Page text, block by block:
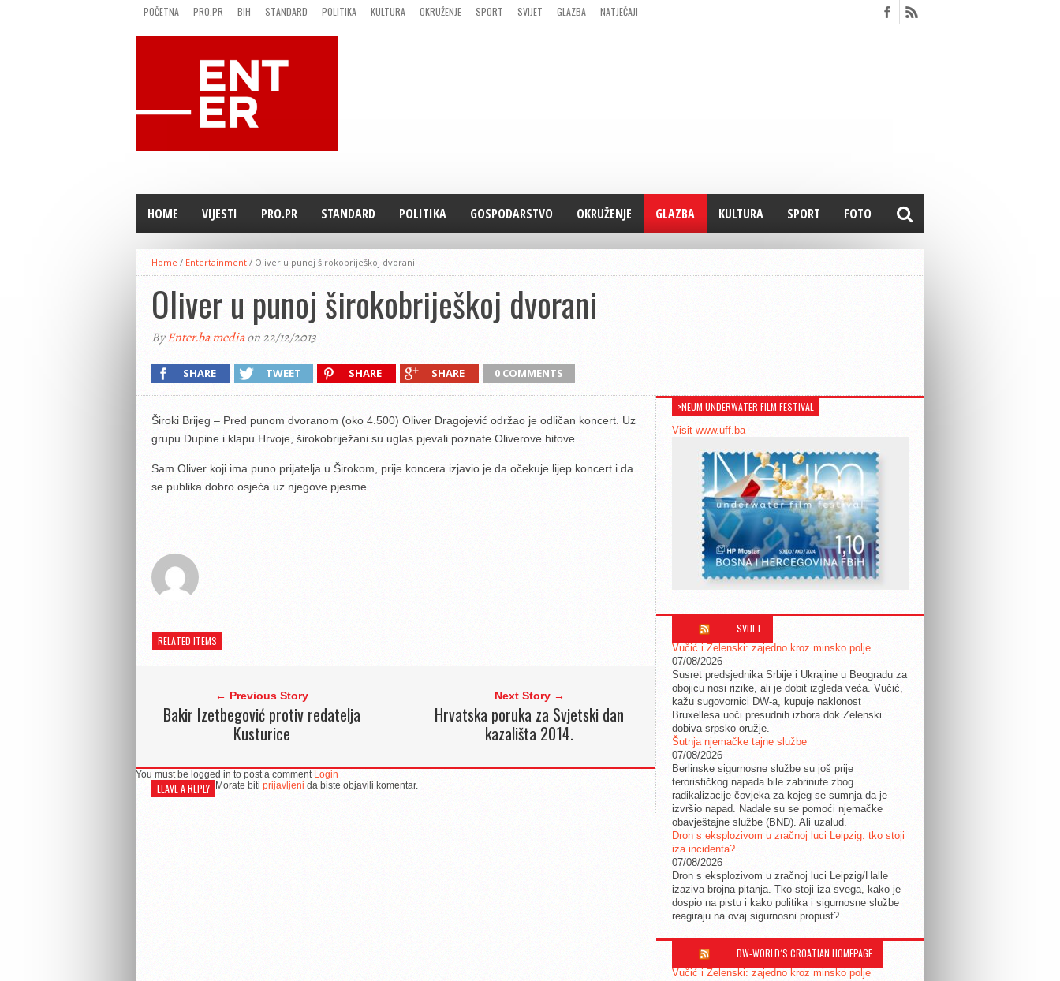
POČETNA PRO.PR BIH STANDARD POLITIKA KULTURA OKRUŽENJE SPORT SVIJET GLAZBA
NATJEČAJI
FILMING LOCATION IN BH
KONTAKT
HOME VIJESTI PRO.PR STANDARD POLITIKA GOSPODARSTVO OKRUŽENJE GLAZBA KULTURA SPORT FOTO
Home / Entertainment / Oliver u punoj širokobriješkoj dvorani
Oliver u punoj širokobriješkoj dvorani
ByEnter.ba mediaon 22/12/2013
SHARE TWEET SHARE SHARE 0 COMMENTS
Široki Brijeg – Pred punom dvoranom (oko 4.500) Oliver Dragojević održao je odličan koncert. Uz
grupu Dupine i klapu Hrvoje, širokobriježani su uglas pjevali poznate Oliverove hitove.
Sam Oliver koji ima puno prijatelja u Širokom, prije koncera izjavio je da očekuje lijep koncert i da
se publika dobro osjeća uz njegove pjesme.
RELATED ITEMS
← Previous Story
Bakir Izetbegović protiv redatelja
Kusturice
Next Story →
Hrvatska poruka za Svjetski dan
kazališta 2014.
You must be logged in to post a comment Login
LEAVE A REPLY Morate biti prijavljeni da biste objavili komentar.
>NEUM UNDERWATER FILM FESTIVAL
Visit www.uff.ba
SVIJET
Vučić i Zelenski: zajedno kroz minsko polje
07/08/2026
Susret predsjednika Srbije i Ukrajine u Beogradu za
obojicu nosi rizike, ali je dobit izgleda veća. Vučić,
kažu sugovornici DW-a, kupuje naklonost
Bruxellesa uoči presudnih izbora dok Zelenski
dobiva srpsko oružje.
Šutnja njemačke tajne službe
07/08/2026
Berlinske sigurnosne službe su još prije
terorističkog napada bile zabrinute zbog
radikalizacije čovjeka za kojeg se sumnja da je
izvršio napad. Nadale su se pomoći njemačke
obavještajne službe (BND). Ali uzalud.
Dron s eksplozivom u zračnoj luci Leipzig: tko stoji
iza incidenta?
07/08/2026
Dron s eksplozivom u zračnoj luci Leipzig/Halle
izaziva brojna pitanja. Tko stoji iza svega, kako je
dospio na pistu i kako politika i sigurnosne službe
reagiraju na ovaj sigurnosni propust?
DW-WORLD´S CROATIAN HOMEPAGE
Vučić i Zelenski: zajedno kroz minsko polje